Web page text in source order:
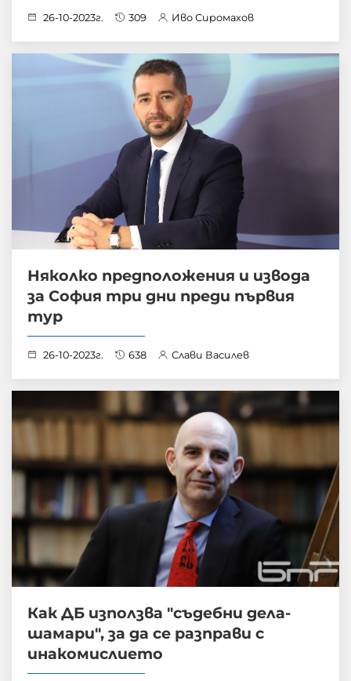
26-10-2023г. 309 Иво Сиромахов
Няколко предположения и извода
за София три дни преди първия
тур
26-10-2023г. 638 Слави Василев
Как ДБ използва "съдебни дела-
шамари", за да се разправи с
инакомислието